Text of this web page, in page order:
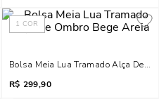
1 COR
Bolsa Meia Lua Tramado Alça De
R$ 299,90